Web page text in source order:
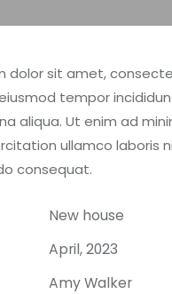
dolor sit amet,
tempor
aliqua. Ut enim ad
ullamco laboris
consequat.
New house
April, 2023
Amy Walker